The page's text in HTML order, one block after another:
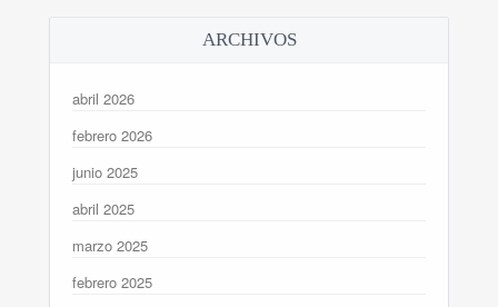
ARCHIVOS
abril 2026
febrero 2026
junio 2025
abril 2025
marzo 2025
febrero 2025